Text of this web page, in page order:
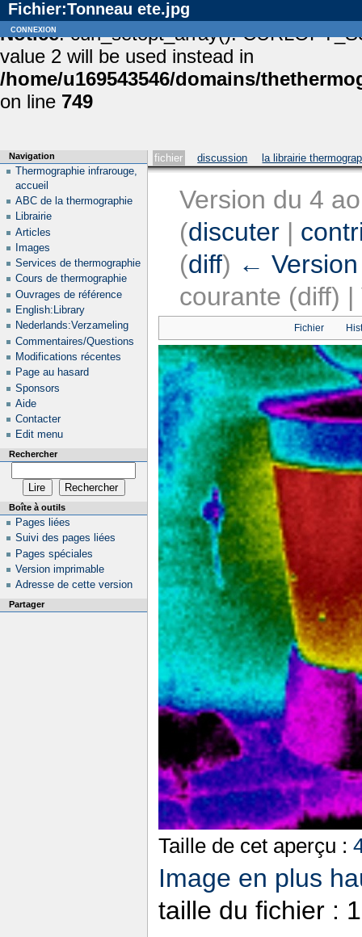
Notice: curl_setopt_array():
value 2 will be used instead in
/home/u169543546/domains/
on line 749
Fichier:Tonneau ete.jpg
fichier discussion la librairie
Version du 4
(discuter |
(diff) ←
courante (diff)
Fichier
Taille de cet aperçu :
Image en plus
taille du fichier :
Navigation
Thermographie infrarouge,
accueil
ABC de la thermographie
Librairie
Articles
Images
Services de thermographie
Cours de thermographie
Ouvrages de référence
English:Library
Nederlands:Verzameling
Commentaires/Questions
Modifications récentes
Page au hasard
Sponsors
Aide
Contacter
Edit menu
Rechercher
Boîte à outils
Pages liées
Suivi des pages liées
Pages spéciales
Version imprimable
Adresse de cette version
Partager
connexion